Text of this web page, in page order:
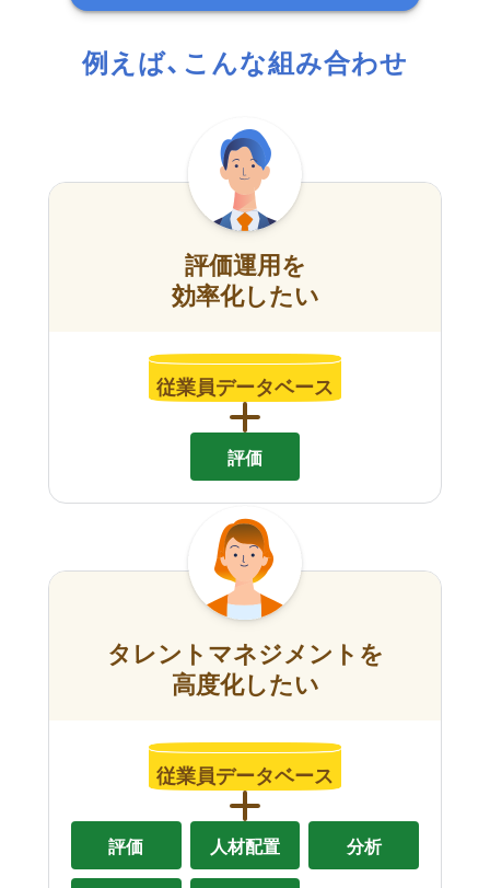
例えば、こんな組み合わせ
評価運用を
効率化したい
従業員データベース
評価
タレントマネジメントを
高度化したい
従業員データベース
評価 人材配置 分析